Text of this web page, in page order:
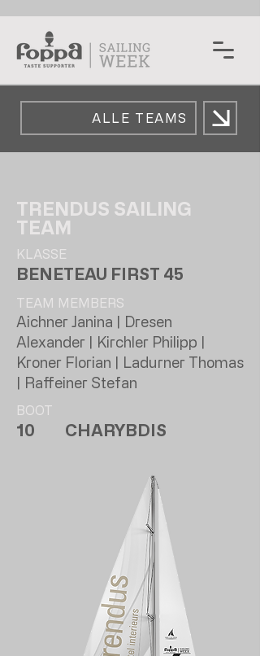
ALLE TEAMS
TRENDUS SAILING
TEAM
KLASSE
BENETEAU FIRST 45
TEAM MEMBERS
Aichner Janina | Dresen
Alexander | Kirchler Philipp |
Kroner Florian | Ladurner Thomas
| Raffeiner Stefan
BOOT
10 CHARYBDIS